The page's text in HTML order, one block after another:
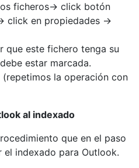
ficheros-> click botón
click en propiedades ->
que este fichero tenga su
estar marcada.
la operación con
al indexado
que en el paso
el indexado para Outlook.